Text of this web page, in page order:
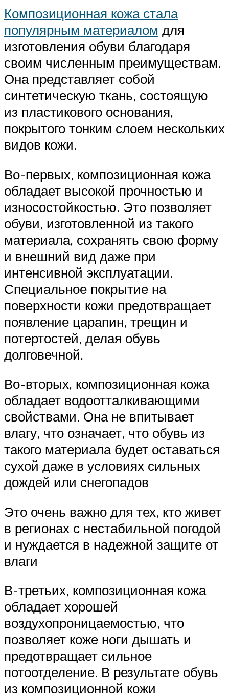
Композиционная кожа стала
популярным материалом для
изготовления обуви благодаря
своим численным преимуществам.
Она представляет собой
синтетическую ткань, состоящую
из пластикового основания,
покрытого тонким слоем нескольких
видов кожи.
Во-первых, композиционная кожа
обладает высокой прочностью и
износостойкостью. Это позволяет
обуви, изготовленной из такого
материала, сохранять свою форму
и внешний вид даже при
интенсивной эксплуатации.
Специальное покрытие на
поверхности кожи предотвращает
появление царапин, трещин и
потертостей, делая обувь
долговечной.
Во-вторых, композиционная кожа
обладает водоотталкивающими
свойствами. Она не впитывает
влагу, что означает, что обувь из
такого материала будет оставаться
сухой даже в условиях сильных
дождей или снегопадов
Это очень важно для тех, кто живет
в регионах с нестабильной погодой
и нуждается в надежной защите от
влаги
В-третьих, композиционная кожа
обладает хорошей
воздухопроницаемостью, что
позволяет коже ноги дышать и
предотвращает сильное
потоотделение. В результате обувь
из композиционной кожи